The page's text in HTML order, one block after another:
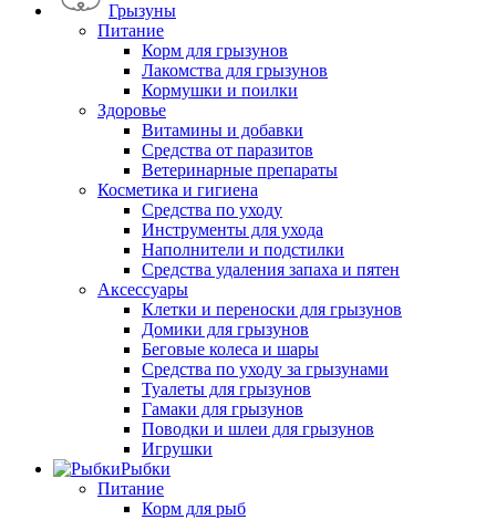
Грызуны
Питание
Корм для грызунов
Лакомства для грызунов
Кормушки и поилки
Здоровье
Витамины и добавки
Средства от паразитов
Ветеринарные препараты
Косметика и гигиена
Средства по уходу
Инструменты для ухода
Наполнители и подстилки
Средства удаления запаха и пятен
Аксессуары
Клетки и переноски для грызунов
Домики для грызунов
Беговые колеса и шары
Средства по уходу за грызунами
Туалеты для грызунов
Гамаки для грызунов
Поводки и шлеи для грызунов
Игрушки
Рыбки
Питание
Корм для рыб